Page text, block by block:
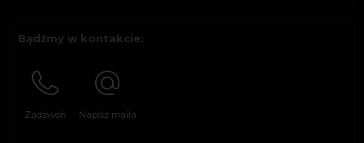
Bądźmy w kontakcie:
Zadzwoń Napisz maila